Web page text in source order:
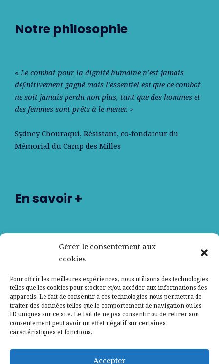
Gérer le consentement aux
cookies
Pour offrir les meilleures expériences, nous utilisons des technologies
telles que les cookies pour stocker et/ou accéder aux informations des
appareils. Le fait de consentir à ces technologies nous permettra de
traiter des données telles que le comportement de navigation ou les
ID uniques sur ce site. Le fait de ne pas consentir ou de retirer son
consentement peut avoir un effet négatif sur certaines
caractéristiques et fonctions.
Accepter
Notre philosophie
« Le combat pour la dignité humaine n’est jamais
déﬁnitivement gagné mais l’essentiel est que ce combat
ne soit jamais perdu non plus, tant que des hommes et
des femmes sont prêts à le mener. »
Sydney Chouraqui, Résistant, co-fondateur du
Mémorial du Camp des Milles
En savoir +
Contactez-nous
Mentions légales